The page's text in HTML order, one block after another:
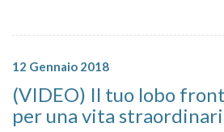
12 Gennaio 2018
(VIDEO) Il tuo lobo
per una vita